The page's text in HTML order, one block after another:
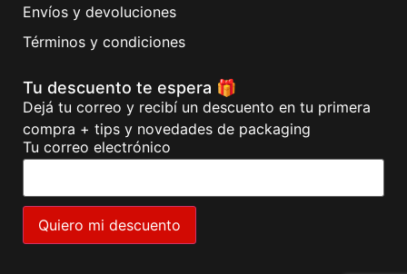
Envíos y devoluciones
Términos y condiciones
Tu descuento te espera 🎁
Dejá tu correo y recibí un descuento en tu primera
compra + tips y novedades de packaging
Tu correo electrónico